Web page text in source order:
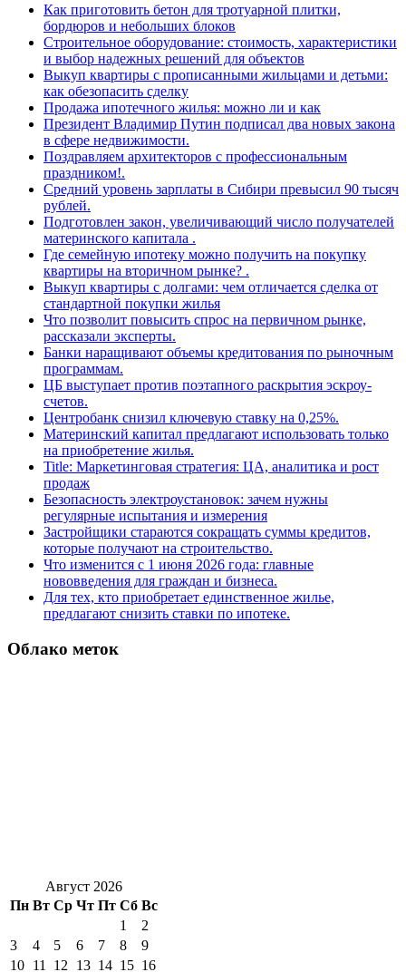
Как приготовить бетон для тротуарной плитки,
бордюров и небольших блоков
Строительное оборудование: стоимость, характеристики
и выбор надежных решений для объектов
Выкуп квартиры с прописанными жильцами и детьми:
как обезопасить сделку
Продажа ипотечного жилья: можно ли и как
Президент Владимир Путин подписал два новых закона
в сфере недвижимости.
Поздравляем архитекторов с профессиональным
праздником!.
Средний уровень зарплаты в Сибири превысил 90 тысяч
рублей.
Подготовлен закон, увеличивающий число получателей
материнского капитала .
Где семейную ипотеку можно получить на покупку
квартиры на вторичном рынке? .
Выкуп квартиры с долгами: чем отличается сделка от
стандартной покупки жилья
Что позволит повысить спрос на первичном рынке,
рассказали эксперты.
Банки наращивают объемы кредитования по рыночным
программам.
ЦБ выступает против поэтапного раскрытия эскроу-
счетов.
Центробанк снизил ключевую ставку на 0,25%.
Материнский капитал предлагают использовать только
на приобретение жилья.
Title: Маркетинговая стратегия: ЦА, аналитика и рост
продаж
Безопасность электроустановок: зачем нужны
регулярные испытания и измерения
Застройщики стараются сокращать суммы кредитов,
которые получают на строительство.
Что изменится с 1 июня 2026 года: главные
нововведения для граждан и бизнеса.
Для тех, кто приобретает единственное жилье,
предлагают снизить ставки по ипотеке.
Облако меток
Август 2026
Пн Вт Ср Чт Пт Сб Вс
1
2
3
4 5 6 7 8
9
10 11 12 13 14 15 16